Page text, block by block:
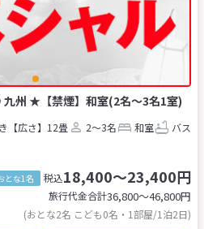
州 ★【禁煙】和室(2名～3名1室)
【広さ】12畳 2～3名 和室
バス
とな1名 税込18,400～23,400円
旅行代金合計36,800〜46,800円
(おとな2名 こども0名・1部屋/1泊2日)